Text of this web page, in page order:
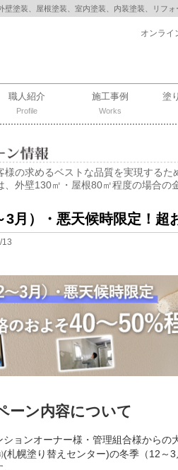
塗装、屋根塗装、室内塗装、内装塗装、リフ
オンライ
塗
施工事例
Works
職人紹介
Profile
様の求めるベストな品質を実現するた
、外壁130㎡・屋根80㎡程度の場合の
3月）・悪天候時限定！超
13
ーン内容について
ョンオーナー様・管理組合様からの
(札幌塗り替えセンター)の冬季（12～